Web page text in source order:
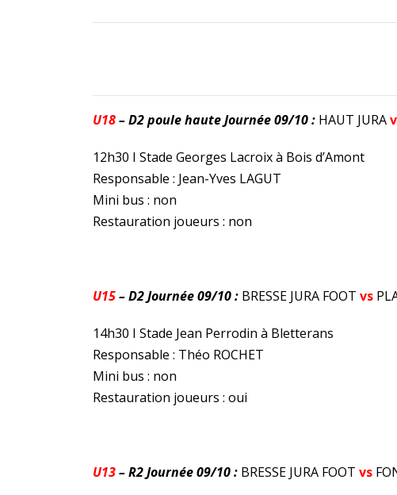
U18– D2 poule haute Journée 09/10 : HAUT JURA
12h30 I Stade Georges Lacroix à Bois d’Amont
Responsable : Jean-Yves LAGUT
Mini bus : non
Restauration joueurs : non
U15– D2 Journée 09/10 : BRESSE JURA FOOT vs
14h30 I Stade Jean Perrodin à Bletterans
Responsable : Théo ROCHET
Mini bus : non
Restauration joueurs : oui
U13– R2 Journée 09/10 : BRESSE JURA FOOT vs